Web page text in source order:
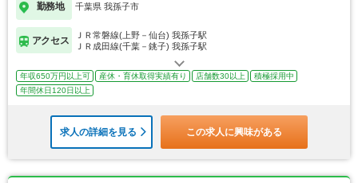
勤務地 千葉県 我孫子市
アクセス
ＪＲ常磐線(上野－仙台) 我孫子駅
ＪＲ成田線(千葉－銚子) 我孫子駅
年収650万円以上可 産休・育休取得実績有り 店舗数30以上
積極採用中
年間休日120日以上
求人の詳細を見る この求人に興味がある